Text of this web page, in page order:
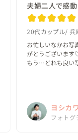
夫婦二人で感
20代カップル 兵
お忙しいなかお写
がとうございま
もう…どれも良い
ちょうど今、ウェ
ヨシカ
フォトグ